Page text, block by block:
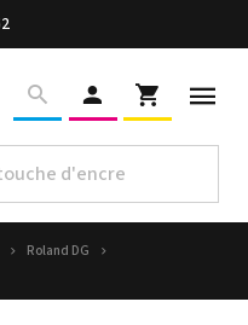
Roland DG